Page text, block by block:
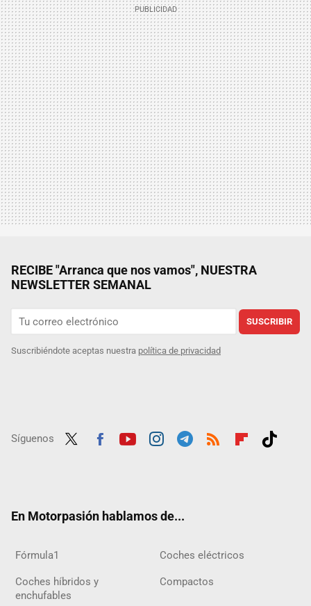
RECIBE "Arranca que nos vamos", NUESTRA
NEWSLETTER SEMANAL
SUSCRIBIR
Suscribiéndote aceptas nuestra política de privacidad
Síguenos
En Motorpasión hablamos de...
Fórmula1 Coches eléctricos
Coches híbridos y
enchufables
Compactos